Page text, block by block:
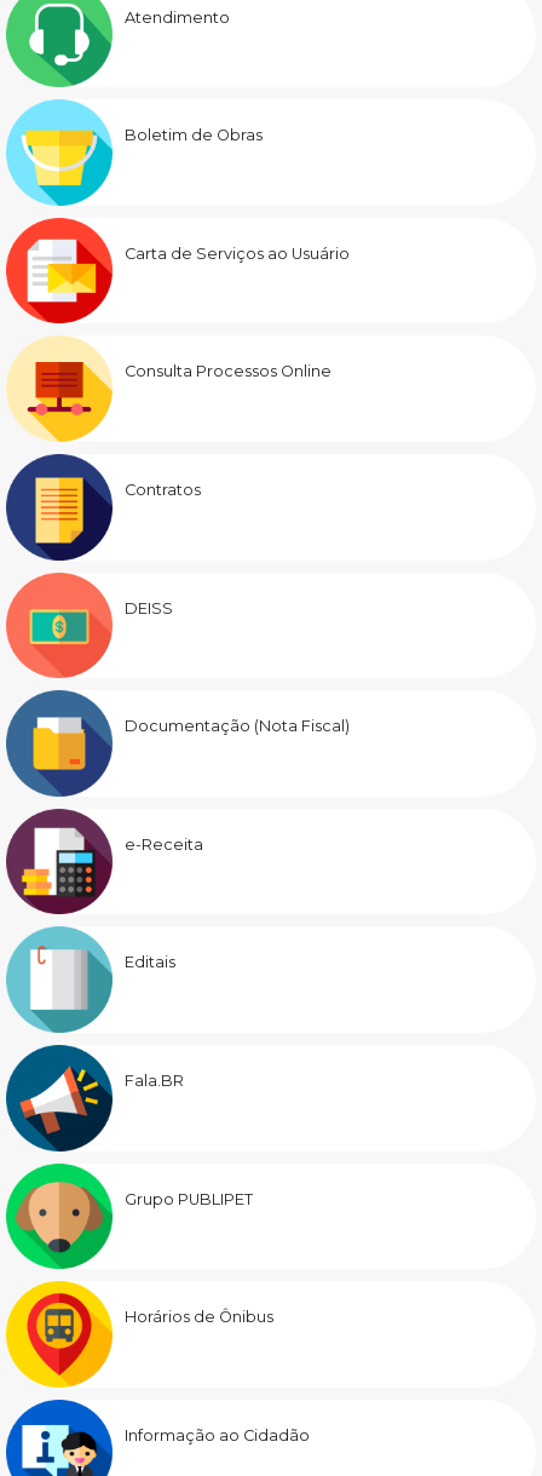
Atendimento
Boletim de Obras
Carta de Serviços ao Usuário
Consulta Processos Online
Contratos
DEISS
Documentação (Nota Fiscal)
e-Receita
Editais
Fala.BR
Grupo PUBLIPET
Horários de Ônibus
Informação ao Cidadão